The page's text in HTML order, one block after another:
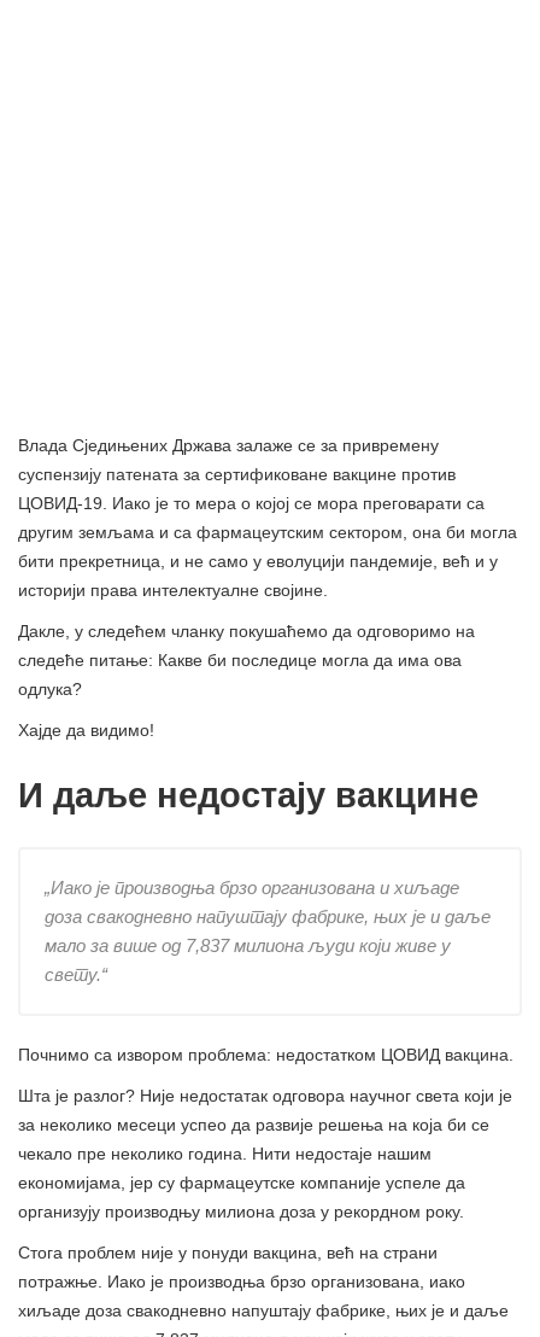
Влада Сједињених Држава залаже се за привремену
суспензију патената за сертификоване вакцине против
ЦОВИД-19. Иако је то мера о којој се мора преговарати са
другим земљама и са фармацеутским сектором, она би могла
бити прекретница, и не само у еволуцији пандемије, већ и у
историји права интелектуалне својине.
Дакле, у следећем чланку покушаћемо да одговоримо на
следеће питање: Какве би последице могла да има ова
одлука?
Хајде да видимо!
И даље недостају вакцине
„Иако је производња брзо организована и хиљаде
доза свакодневно напуштају фабрике, њих је и даље
мало за више од 7,837 милиона људи који живе у
свету.“
Почнимо са извором проблема: недостатком ЦОВИД вакцина.
Шта је разлог? Није недостатак одговора научног света који је
за неколико месеци успео да развије решења на која би се
чекало пре неколико година. Нити недостаје нашим
економијама, јер су фармацеутске компаније успеле да
организују производњу милиона доза у рекордном року.
Стога проблем није у понуди вакцина, већ на страни
потражње. Иако је производња брзо организована, иако
хиљаде доза свакодневно напуштају фабрике, њих је и даље